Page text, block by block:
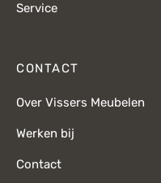
Service
CONTACT
Over Vissers Meubelen
Werken bij
Contact